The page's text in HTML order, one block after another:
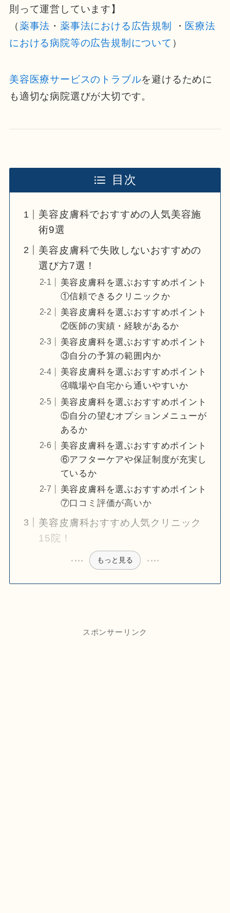
則って運営しています】
（薬事法 ・ 薬事法における広告規制 ・ 医療法
における病院等の広告規制について ）
美容医療サービスのトラブルを避けるために
も適切な病院選びが大切です。
目次
美容皮膚科でおすすめの人気美容施
術9選
美容皮膚科で失敗しないおすすめの
選び方7選！
美容皮膚科を選ぶおすすめポイント
①信頼できるクリニックか
美容皮膚科を選ぶおすすめポイント
②医師の実績・経験があるか
美容皮膚科を選ぶおすすめポイント
③自分の予算の範囲内か
美容皮膚科を選ぶおすすめポイント
④職場や自宅から通いやすいか
美容皮膚科を選ぶおすすめポイント
⑤自分の望むオプションメニューが
あるか
美容皮膚科を選ぶおすすめポイント
⑥アフターケアや保証制度が充実し
ているか
美容皮膚科を選ぶおすすめポイント
⑦口コミ評価が高いか
美容皮膚科おすすめ人気クリニック
15院！
もっと見る
スポンサーリンク